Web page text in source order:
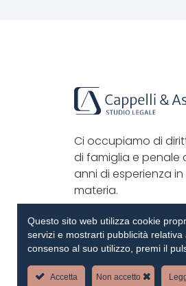
Ci occupiamo di
di famiglia e penale
anni di esperienza in
materia.
Questo sito web utilizza cookie
servizi e mostrarti pubblicità
consenso al suo utilizzo, premi il
Accetta Non accetto